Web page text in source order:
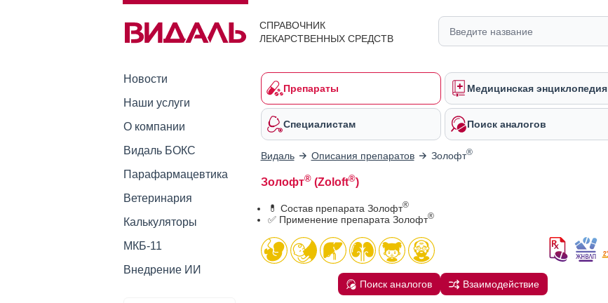
СПРАВОЧНИК
ЛЕКАРСТВЕННЫХ СРЕДСТВ
Новости
Наши услуги
О компании
Видаль БОКС
Парафармацевтика
Ветеринария
Калькуляторы
МКБ-11
Внедрение ИИ
Препараты Медицинская энциклопедия
Специалистам Поиск аналогов
Видаль Описания препаратов Золофт®
Золофт®(Zoloft®)
💊 Состав препарата Золофт®
✅ Применение препарата Золофт®
Поиск аналогов Взаимодействие